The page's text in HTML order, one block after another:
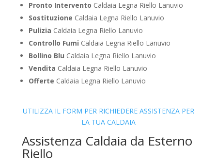
Pronto Intervento Caldaia Legna Riello Lanuvio
Sostituzione Caldaia Legna Riello Lanuvio
Pulizia Caldaia Legna Riello Lanuvio
Controllo Fumi Caldaia Legna Riello Lanuvio
Bollino Blu Caldaia Legna Riello Lanuvio
Vendita Caldaia Legna Riello Lanuvio
Offerte Caldaia Legna Riello Lanuvio
UTILIZZA IL FORM PER RICHIEDERE ASSISTENZA PER
LA TUA CALDAIA
Assistenza Caldaia da Esterno
Riello